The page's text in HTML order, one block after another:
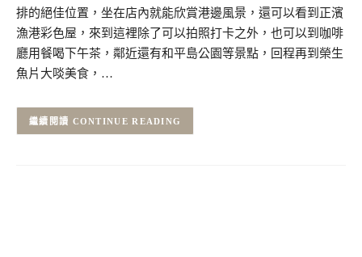
排的絕佳位置，坐在店內就能欣賞港邊風景，還可以看到正濱
漁港彩色屋，來到這裡除了可以拍照打卡之外，也可以到咖啡
廳用餐喝下午茶，鄰近還有和平島公園等景點，回程再到榮生
魚片大啖美食，…
CONTINUE READING